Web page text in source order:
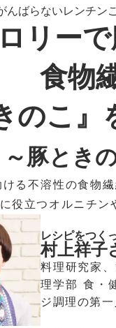
リー
食物
のこ
～豚とき
る不溶性の食物
役立つオルニチン
レシピをつく
村上祥子
料理研究家
理学部 食・
ジ調理の第